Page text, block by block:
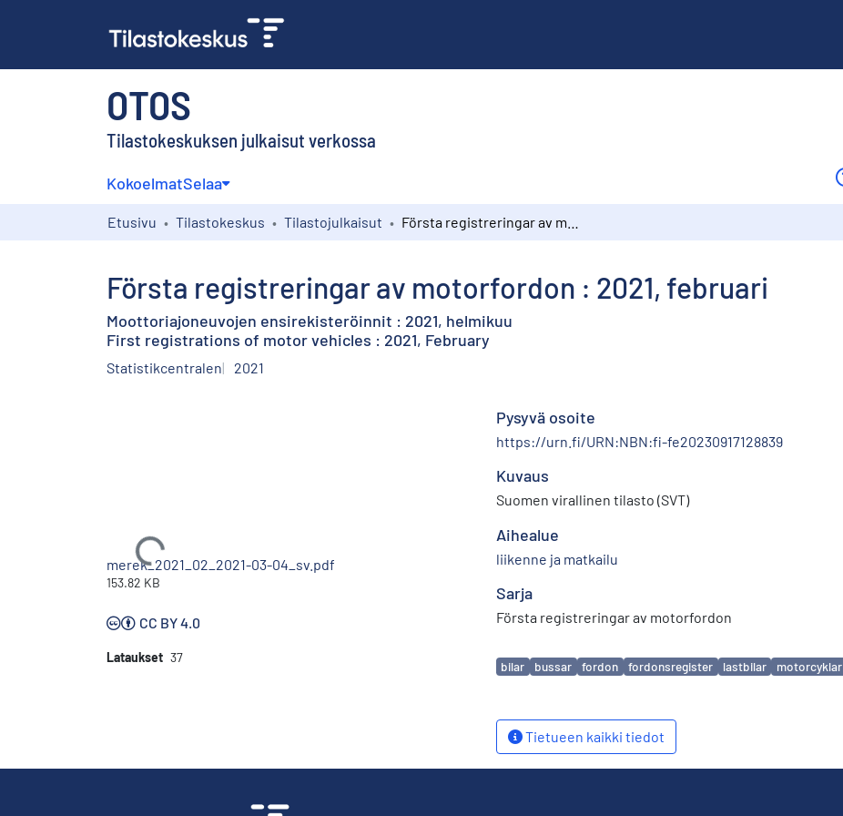
OTOS
Tilastokeskuksen julkaisut verkossa
KokoelmatSelaa
Etusivu Tilastokeskus Tilastojulkaisut
Första registreringar av motorfordon : 2021, februari
Moottoriajoneuvojen ensirekisteröinnit : 2021, helmikuu
First registrations of motor vehicles : 2021, February
Statistikcentralen 2021
Ladataan...
merek_2021_02_2021-03-04_sv.pdf
153.82 KB
CC BY 4.0
Lataukset 37
Pysyvä osoite
https://urn.fi/URN:NBN:fi-fe20230917128839
Kuvaus
Suomen virallinen tilasto (SVT)
Aihealue
liikenne ja matkailu
Sarja
Första registreringar av motorfordon
Avainsanat
bilar bussar fordon fordonsregister lastbilar motorcyklar
Tietueen kaikki tiedot